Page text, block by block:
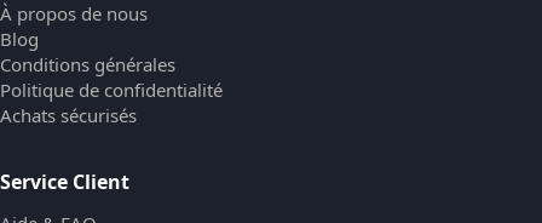
À propos de nous
Blog
Conditions générales
Politique de confidentialité
Achats sécurisés
Service Client